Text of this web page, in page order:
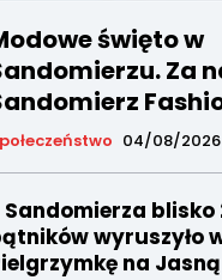
święto w
Za
04/08/2026
Sandomierza blisko
wyruszyło
na